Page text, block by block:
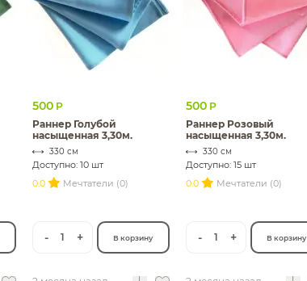
500 Р
Раннер Голубой
насыщенная 3,30м.
330 см
Доступно: 10 шт
0.0
Мечтатели (0)
- 1 + В корзину
500 Р
Раннер Розовый
насыщенная 3,30м.
330 см
Доступно: 15 шт
0.0
Мечтатели (0)
- 1 + В корзину